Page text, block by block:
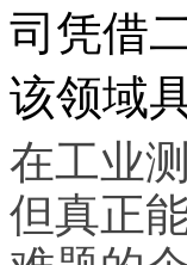
司凭借
该领域
在工业
但真正